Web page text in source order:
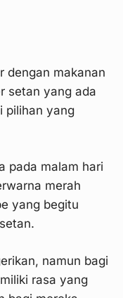
dengan makanan
setan yang ada
pilihan yang
pada malam hari
merah
yang begitu
namun bagi
rasa yang